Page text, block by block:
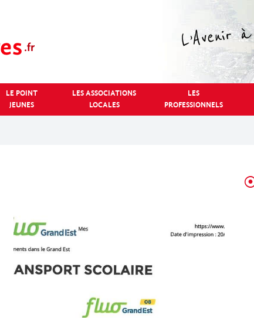
LE POINT
JEUNES
LES ASSOCIATIONS
LOCALES
LES
PROFESSIONNELS